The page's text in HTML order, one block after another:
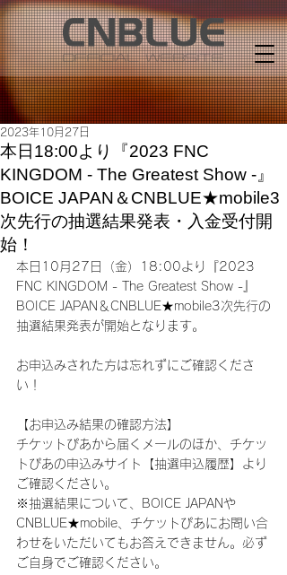
本日18:00より『2023 FNC
KINGDOM - The Greatest Show -』
BOICE JAPAN＆CNBLUE★mobile3
次先行の抽選結果発表・入金受付開
始！
2023年10月27日
本日10月27日（金）18:00より『2023
FNC KINGDOM - The Greatest Show -』
BOICE JAPAN＆CNBLUE★mobile3次先行の
抽選結果発表が開始となります。
お申込みされた方は忘れずにご確認くださ
い！
【お申込み結果の確認方法】
チケットぴあから届くメールのほか、チケッ
トぴあの申込みサイト【抽選申込履歴】より
ご確認ください。
※抽選結果について、BOICE JAPANや
CNBLUE★mobile、チケットぴあにお問い合
わせをいただいてもお答えできません。必ず
ご自身でご確認ください。